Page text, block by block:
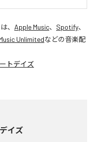
は、 Apple Music、 Spotify、
Unlimitedなどの音楽配
トデイズ
イズ